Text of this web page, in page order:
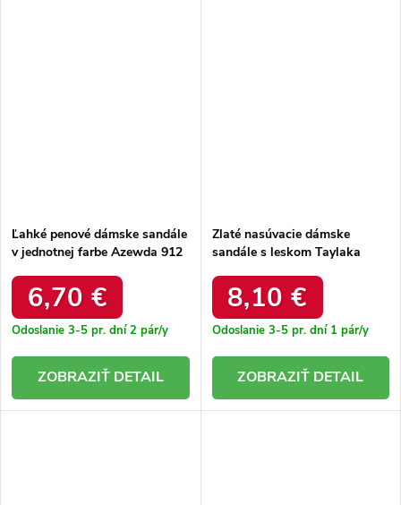
Ľahké penové dámske sandále
v jednotnej farbe Azewda 912
6,70 €
Odoslanie 3-5 pr. dní2 pár/y
DETAIL
Zlaté nasúvacie dámske
sandále s leskom Taylaka
8,10 €
Odoslanie 3-5 pr. dní 1 pár/y
DETAIL